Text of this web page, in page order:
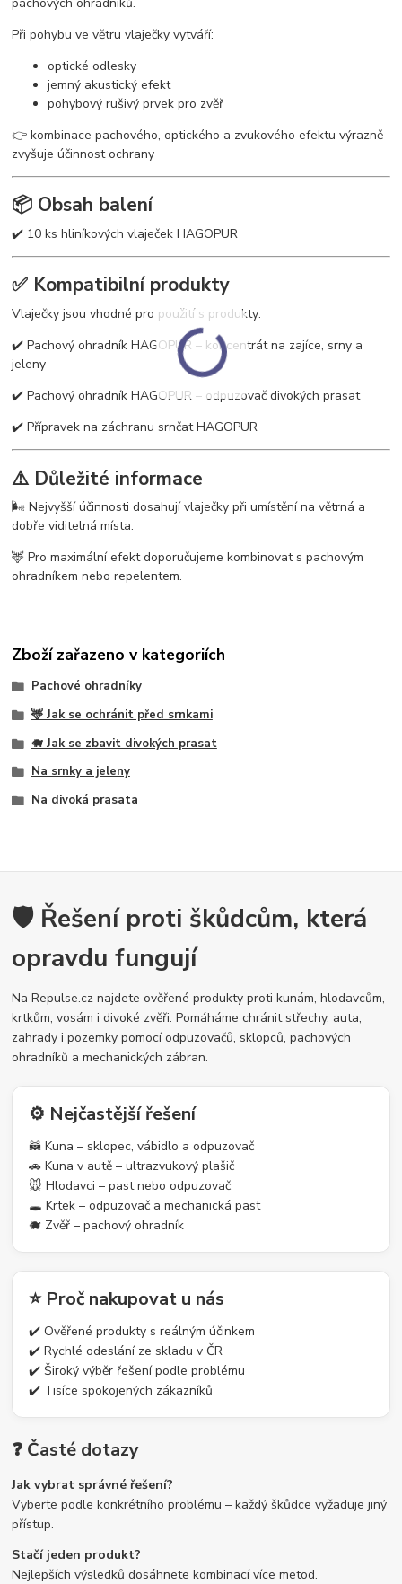
Při pohybu ve větru vlaječky vytváří:
optické odlesky
jemný akustický efekt
pohybový rušivý prvek pro zvěř
👉 kombinace pachového, optického a zvukového efektu výrazně
zvyšuje účinnost ochrany
📦 Obsah balení
✔️ 10 ks hliníkových vlaječek HAGOPUR
✅ Kompatibilní produkty
Vlaječky jsou vhodné pro použití s produkty:
✔️ Pachový ohradník HAGOPUR – koncentrát na zajíce, srny a
jeleny
✔️ Pachový ohradník HAGOPUR – odpuzovač divokých prasat
✔️ Přípravek na záchranu srnčat HAGOPUR
⚠️ Důležité informace
🌬️ Nejvyšší účinnosti dosahují vlaječky při umístění na větrná a
dobře viditelná místa.
🦌 Pro maximální efekt doporučujeme kombinovat s pachovým
ohradníkem nebo repelentem.
Zboží zařazeno v kategoriích
Pachové ohradníky
🦌 Jak se ochránit před srnkami
🐗 Jak se zbavit divokých prasat
Na srnky a jeleny
Na divoká prasata
🛡️ Řešení proti škůdcům, která
opravdu fungují
Na Repulse.cz najdete ověřené produkty proti kunám, hlodavcům,
krtkům, vosám i divoké zvěři. Pomáháme chránit střechy, auta,
zahrady i pozemky pomocí odpuzovačů, sklopců, pachových
ohradníků a mechanických zábran.
⚙️ Nejčastější řešení
🦝 Kuna – sklopec, vábidlo a odpuzovač
🚗 Kuna v autě – ultrazvukový plašič
🐭 Hlodavci – past nebo odpuzovač
🕳️ Krtek – odpuzovač a mechanická past
🐗 Zvěř – pachový ohradník
⭐ Proč nakupovat u nás
✔️ Ověřené produkty s reálným účinkem
✔️ Rychlé odeslání ze skladu v ČR
✔️ Široký výběr řešení podle problému
✔️ Tisíce spokojených zákazníků
❓ Časté dotazy
Jak vybrat správné řešení?
Vyberte podle konkrétního problému – každý škůdce vyžaduje jiný
přístup.
Stačí jeden produkt?
Nejlepších výsledků dosáhnete kombinací více metod.